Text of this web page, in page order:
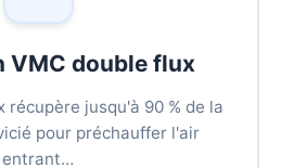
VMC double flux
récupère jusqu'à 90 % de la
pour préchauffer l'air
entrant…